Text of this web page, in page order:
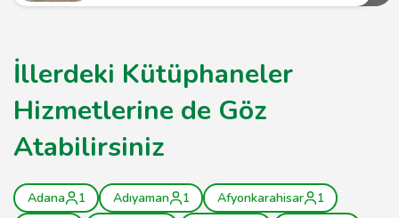
İllerdeki Kütüphaneler
Hizmetlerine de Göz
Atabilirsiniz
Adana 1 Adıyaman 1 Afyonkarahisar
1